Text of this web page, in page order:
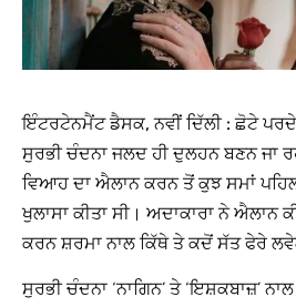
ਇੰਟਰਟੇਨਮੈਂਟ ਡੈਸਕ, ਨਵੀਂ ਦਿੱਲੀ : ਛੋਟੇ ਪਰਦੇ
ਸੁਰਭੀ ਚੰਦਨਾ ਜਲਦ ਹੀ ਦੁਲਹਨ ਬਣਨ ਜਾ
ਵਿਆਹ ਦਾ ਐਲਾਨ ਕਰਨ ਤੋਂ ਕੁਝ ਸਮਾਂ
ਖੁਲਾਸਾ ਕੀਤਾ ਸੀ। ਅਦਾਕਾਰਾ ਨੇ ਐਲਾਨ
ਕਰਨ ਸ਼ਰਮਾ ਨਾਲ ਕਿੱਥੇ ਤੇ ਕਦੋਂ ਸੱਤ ਫੇਰੇ
ਸੁਰਭੀ ਚੰਦਨਾ ‘ਨਾਗਿਨ’ ਤੇ ‘ਇਸ਼ਕਬਾਜ਼’